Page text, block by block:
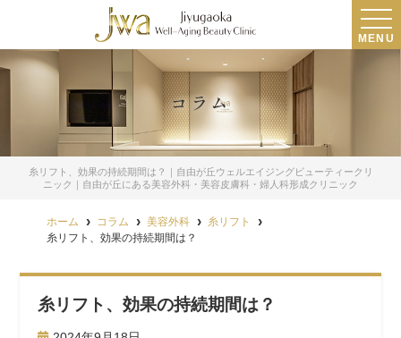
MENU
コラム
糸リフト、効果の持続期間は？｜自由が丘ウェルエイジングビューティークリ
ニック｜自由が丘にある美容外科・美容皮膚科・婦人科形成クリニック
ホーム コラム 美容外科
糸リフト
糸リフト、効果の持続期間は？
糸リフト、効果の持続期間は？